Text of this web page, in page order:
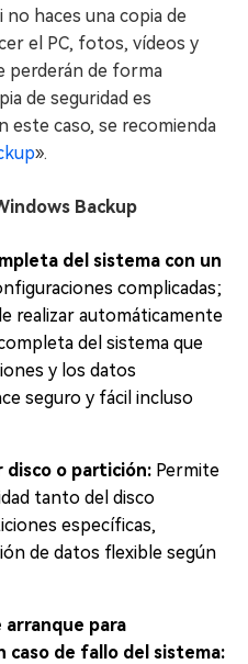
no haces una copia de
el PC, fotos, vídeos y
perderán de forma
de seguridad es
este caso, se recomienda
».
Backup
del sistema con un
complicadas;
realizar automáticamente
del sistema que
y los datos
seguro y fácil incluso
o partición: Permite
tanto del disco
específicas,
de datos flexible según
arranque para
caso de fallo del sistema: